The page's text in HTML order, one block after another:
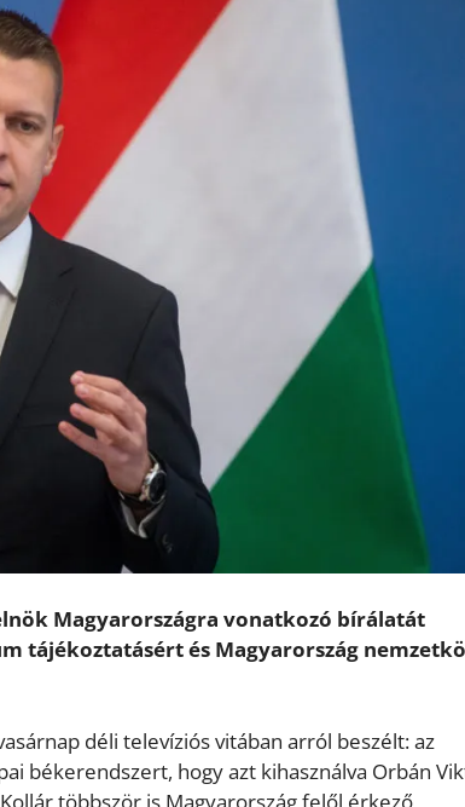
Magyarországra vonatkozó bírálatát
tájékoztatásért és Magyarország
déli televíziós vitában arról beszélt: az
békerendszert, hogy azt kihasználva Orbán
többször is Magyarország felől érkező